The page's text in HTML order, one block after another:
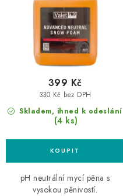
Skladem, ihned k odeslání
(4 ks)
330 Kč bez DPH
399 Kč
pH neutrální mycí pěna s
vysokou pěnivostí.